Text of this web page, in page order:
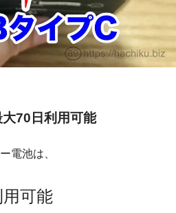
70日利用可能
電池は、
可能